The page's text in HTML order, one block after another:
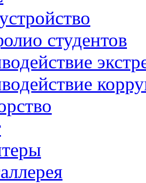
студентов